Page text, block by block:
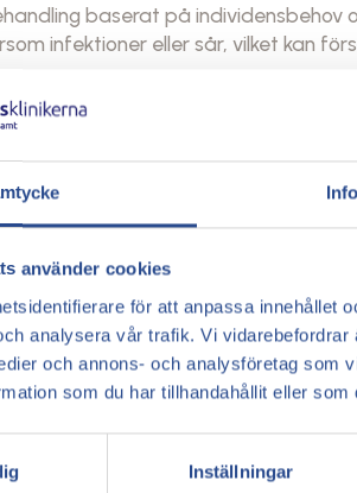
använder cookies
för att anpassa innehållet
analysera vår trafik. Vi
och annons- och analysföretag som
som du har tillhandahållit eller
Inställningar
baserat på individensbehov
infektioner eller sår, vilket kan
i benen är svår eller ihållande,
eller hudförändringar. En
baserat på individensbehov
eller sår, vilket kan
på att lindra symtom och
behandlingar:
är en av de mest
förhindra ytterligareutvidgning av
blodcirkulationen.
promenader ochsimning, kan